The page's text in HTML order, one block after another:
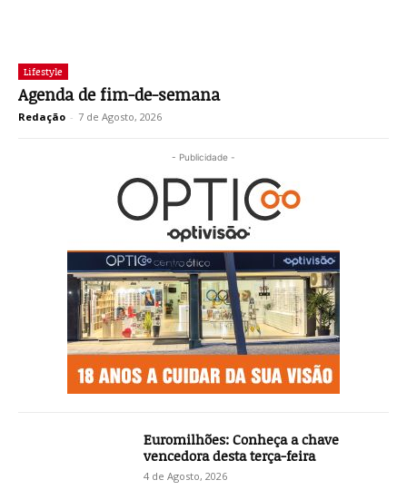
Lifestyle
Agenda de fim-de-semana
Redação - 7 de Agosto, 2026
- Publicidade -
Euromilhões: Conheça a chave
vencedora desta terça-feira
4 de Agosto, 2026